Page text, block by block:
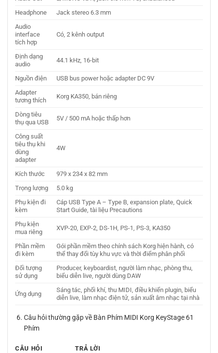
Headphone
Jack stereo 6.3 mm
Audio
interface
tích hợp
Có, 2 kênh output
Định dạng
audio
44.1 kHz, 16-bit
Nguồn điện
USB bus power hoặc adapter DC 9V
Adapter
tương thích
Korg KA350, bán riêng
Dòng tiêu
thụ qua USB
5V / 500 mA hoặc thấp hơn
Công suất
tiêu thụ khi
dùng
adapter
4W
Kích thước
979 x 234 x 82 mm
Trọng lượng
5.0 kg
Phụ kiện đi
kèm
Cáp USB Type A – Type B, expansion plate, Quick
Start Guide, tài liệu Precautions
Phụ kiện
mua riêng
XVP-20, EXP-2, DS-1H, PS-1, PS-3, KA350
Phần mềm
đi kèm
Gói phần mềm theo chính sách Korg hiện hành, có
thể thay đổi tùy khu vực và thời điểm phân phối
Đối tượng
sử dụng
Producer, keyboardist, người làm nhạc, phòng thu,
biểu diễn live, người dùng DAW
Ứng dụng
Sáng tác, phối khí, thu MIDI, điều khiển plugin, biểu
diễn live, làm nhạc điện tử, sản xuất âm nhạc tại nhà
Câu hỏi thường gặp về Bàn Phím MIDI Korg KeyStage 61
Phím
CÂU HỎI
TRẢ LỜI